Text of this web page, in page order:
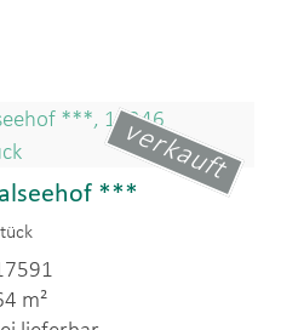
verkauft
***
m²